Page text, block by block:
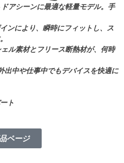
アシーンに最適な軽量モデル。手
ンにより、瞬時にフィットし、ス
ル素材とフリース断熱材が、何時
出中や仕事中でもデバイスを快適に
ト
ページ